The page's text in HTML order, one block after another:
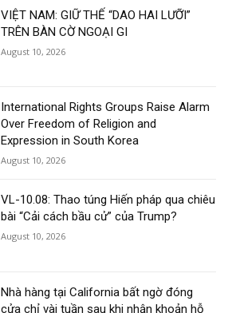
VIỆT NAM: GIỮ THẾ “DAO HAI LƯỠI”
TRÊN BÀN CỜ NGOẠI GI
August 10, 2026
International Rights Groups Raise Alarm
Over Freedom of Religion and
Expression in South Korea
August 10, 2026
VL-10.08: Thao túng Hiến pháp qua chiêu
bài “Cải cách bầu cử” của Trump?
August 10, 2026
Nhà hàng tại California bất ngờ đóng
cửa chỉ vài tuần sau khi nhận khoản hỗ